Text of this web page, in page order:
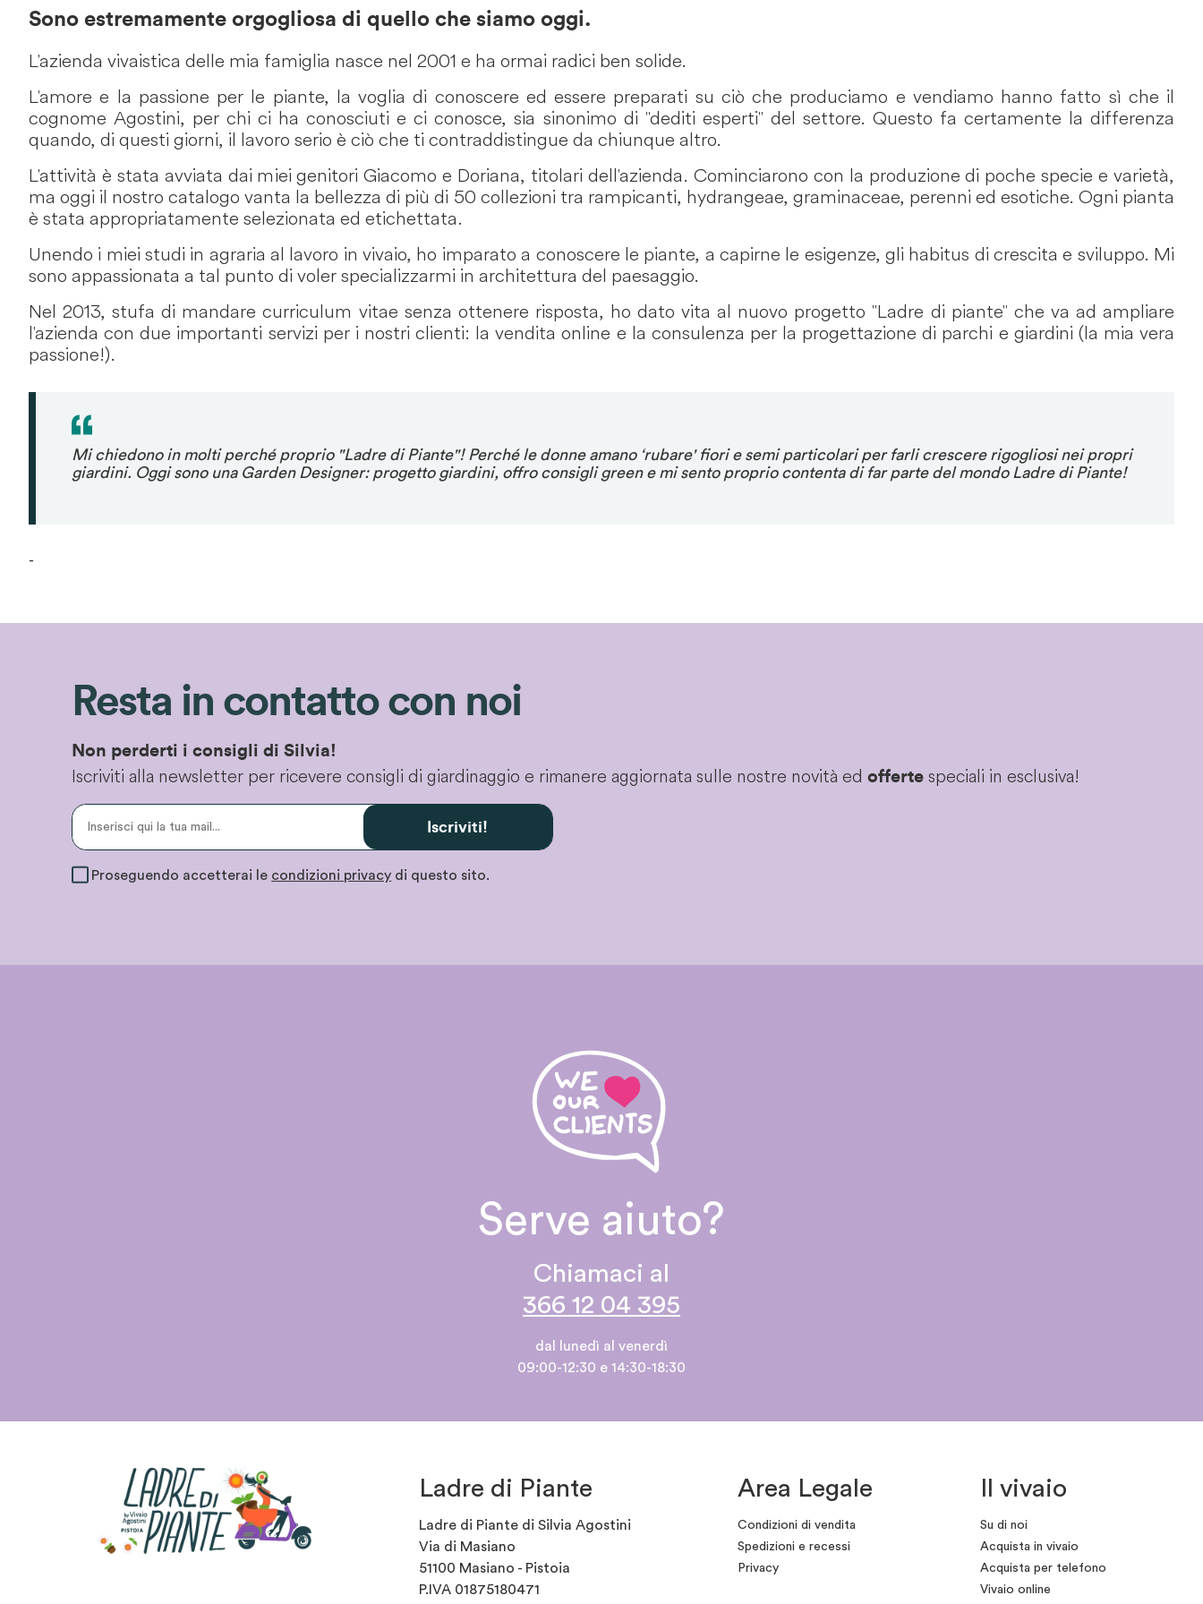
Sono estremamente orgogliosa di quello che siamo oggi.
L'azienda vivaistica delle mia famiglia nasce nel 2001 e ha ormai radici ben solide.
L'amore e la passione per le piante, la voglia di conoscere ed essere preparati su ciò che produciamo e vendiamo hanno fatto sì che il
cognome Agostini, per chi ci ha conosciuti e ci conosce, sia sinonimo di "dediti esperti" del settore. Questo fa certamente la differenza
quando, di questi giorni, il lavoro serio è ciò che ti contraddistingue da chiunque altro.
L'attività è stata avviata dai miei genitori Giacomo e Doriana, titolari dell'azienda. Cominciarono con la produzione di poche specie e varietà,
ma oggi il nostro catalogo vanta la bellezza di più di 50 collezioni tra rampicanti, hydrangeae, graminaceae, perenni ed esotiche. Ogni pianta
è stata appropriatamente selezionata ed etichettata.
Unendo i miei studi in agraria al lavoro in vivaio, ho imparato a conoscere le piante, a capirne le esigenze, gli habitus di crescita e sviluppo. Mi
sono appassionata a tal punto di voler specializzarmi in architettura del paesaggio.
Nel 2013, stufa di mandare curriculum vitae senza ottenere risposta, ho dato vita al nuovo progetto "Ladre di piante" che va ad ampliare
l'azienda con due importanti servizi per i nostri clienti: la vendita online e la consulenza per la progettazione di parchi e giardini (la mia vera
passione!).
Mi chiedono in molti perché proprio "Ladre di Piante"! Perché le donne amano ‘rubare' fiori e semi particolari per farli crescere rigogliosi nei propri
giardini. Oggi sono una Garden Designer: progetto giardini, offro consigli green e mi sento proprio contenta di far parte del mondo Ladre di Piante!
-
Resta in contatto con noi
Non perderti i consigli di Silvia!
Iscriviti alla newsletter per ricevere consigli di giardinaggio e rimanere aggiornata sulle nostre novità ed offerte speciali in esclusiva!
Iscriviti!
Proseguendo accetterai le condizioni privacy di questo sito.
Serve aiuto?
Chiamaci al
366 12 04 395
dal lunedì al venerdì
09:00-12:30 e 14:30-18:30
Ladre di Piante
Ladre di Piante di Silvia Agostini
Via di Masiano
51100 Masiano - Pistoia
P.IVA 01875180471
Area Legale
Condizioni di vendita
Spedizioni e recessi
Privacy
Il vivaio
Su di noi
Acquista in vivaio
Acquista per telefono
Vivaio online